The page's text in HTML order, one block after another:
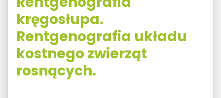
kręgosłupa.
Rentgenografia układu
kostnego zwierząt
rosnących.